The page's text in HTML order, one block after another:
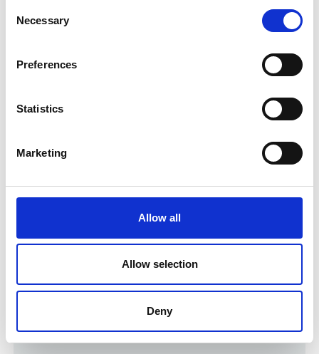
Selection
Necessary
Preferences
Statistics
Marketing
Allow all
Allow selection
Deny